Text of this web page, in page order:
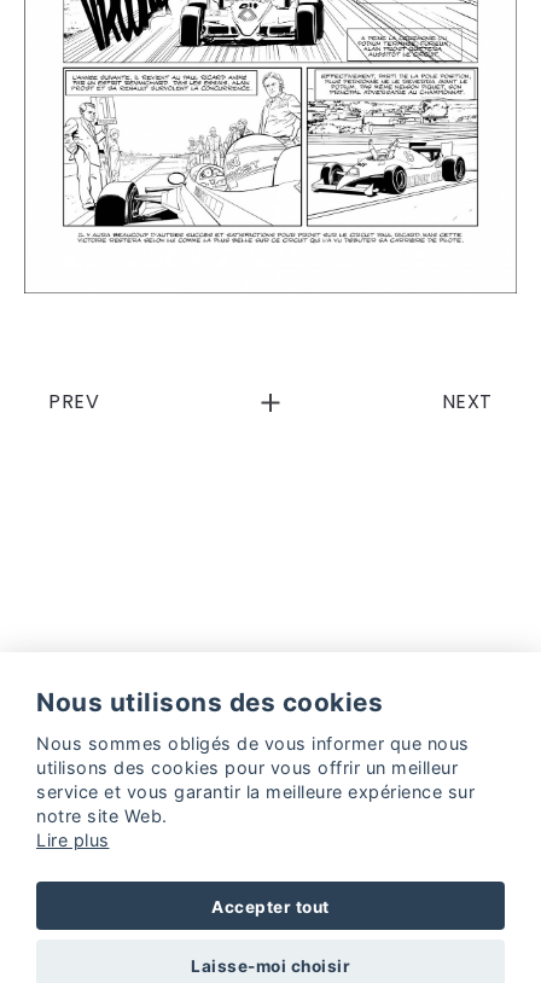
PREV NEXT
Facebook Instagram
Politique de cookies Politique de confidentialité
Web Design & Digital Marketing byProjectes a Internet
Nous utilisons des cookies
Nous sommes obligés de vous informer que nous
utilisons des cookies pour vous offrir un meilleur
service et vous garantir la meilleure expérience sur
notre site Web.
Lire plus
Accepter tout
Laisse-moi choisir